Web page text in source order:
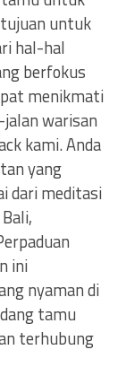
untuk
hal-hal
berfokus
menikmati
warisan
kami. Anda
yang
dari meditasi
ini
nyaman di
tamu
terhubung